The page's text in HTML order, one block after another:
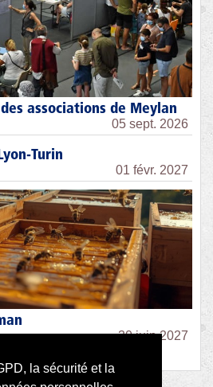
la sécurité et la
associations de Meylan
05 sept. 2026
Turin
01 févr. 2027
30 juin 2027